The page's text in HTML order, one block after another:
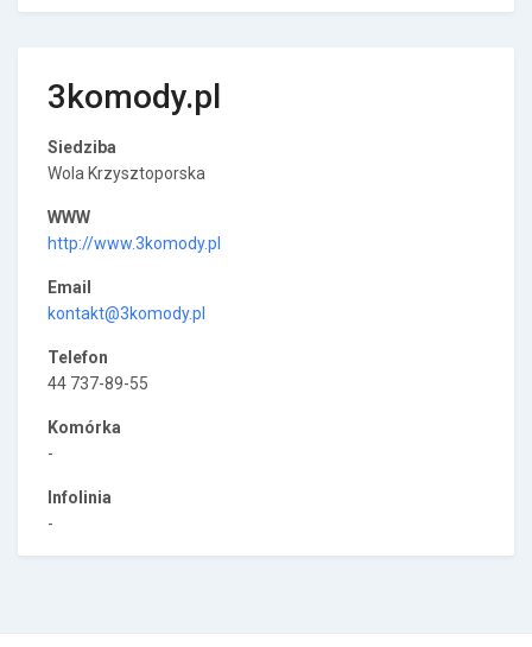
3komody.pl
Siedziba
Wola Krzysztoporska
WWW
http://www.3komody.pl
Email
kontakt@3komody.pl
Telefon
44 737-89-55
Komórka
-
Infolinia
-